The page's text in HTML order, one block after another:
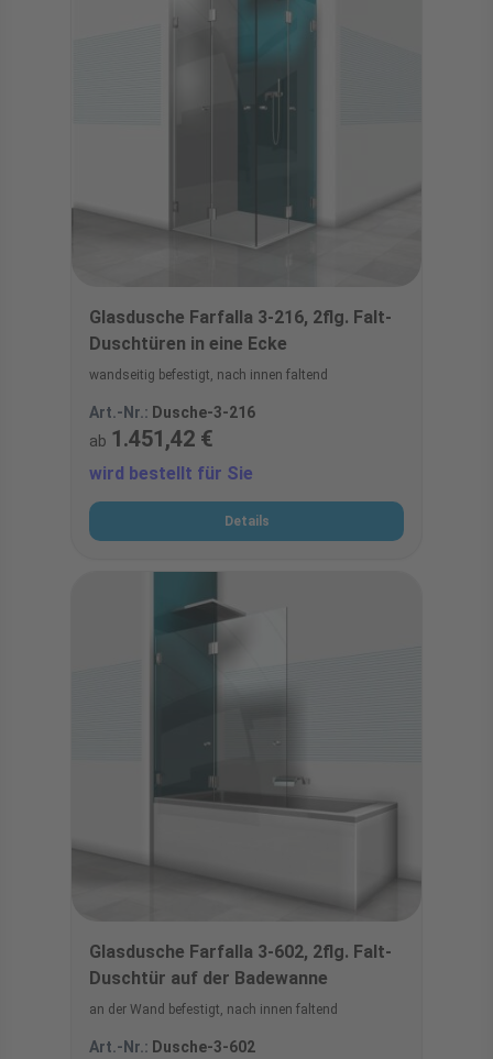
Glasdusche Farfalla 3-216, 2flg. Falt-
Duschtüren in eine Ecke
wandseitig befestigt, nach innen faltend
Art.-Nr.: Dusche-3-216
ab 1.451,42 €
wird bestellt für Sie
Details
Glasdusche Farfalla 3-602, 2flg. Falt-
Duschtür auf der Badewanne
an der Wand befestigt, nach innen faltend
Art.-Nr.: Dusche-3-602